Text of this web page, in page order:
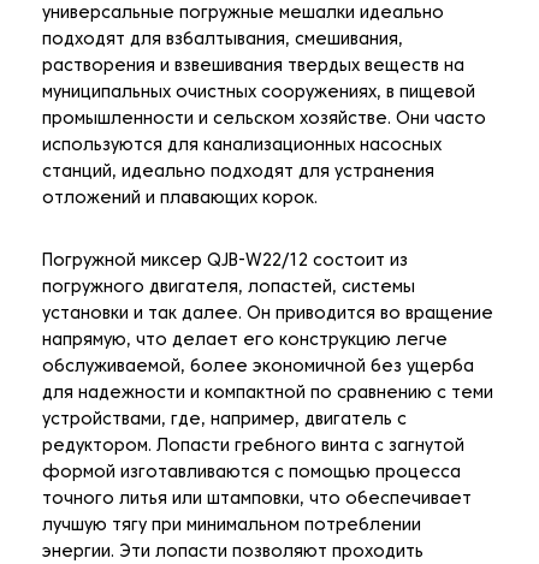
универсальные погружные мешалки идеально
подходят для взбалтывания, смешивания,
растворения и взвешивания твердых веществ на
муниципальных очистных сооружениях, в пищевой
промышленности и сельском хозяйстве. Они часто
используются для канализационных насосных
станций, идеально подходят для устранения
отложений и плавающих корок.
Погружной миксер QJB-W22/12 состоит из
погружного двигателя, лопастей, системы
установки и так далее. Он приводится во вращение
напрямую, что делает его конструкцию легче
обслуживаемой, более экономичной без ущерба
для надежности и компактной по сравнению с теми
устройствами, где, например, двигатель с
редуктором. Лопасти гребного винта с загнутой
формой изготавливаются с помощью процесса
точного литья или штамповки, что обеспечивает
лучшую тягу при минимальном потреблении
энергии. Эти лопасти позволяют проходить